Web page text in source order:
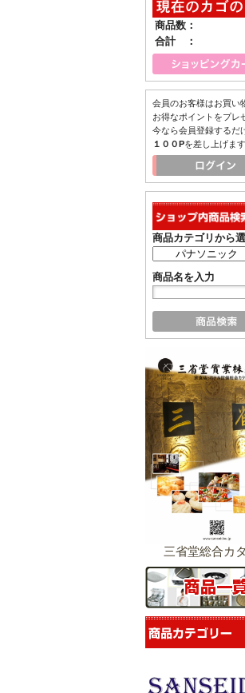
商品数：
合計 ：
会員のお客様はお買い
お得なポイントをプレ
今なら会員登録するだ
１００Pを差し上げます
商品カテゴリから
商品名を入力
三省堂総合カ